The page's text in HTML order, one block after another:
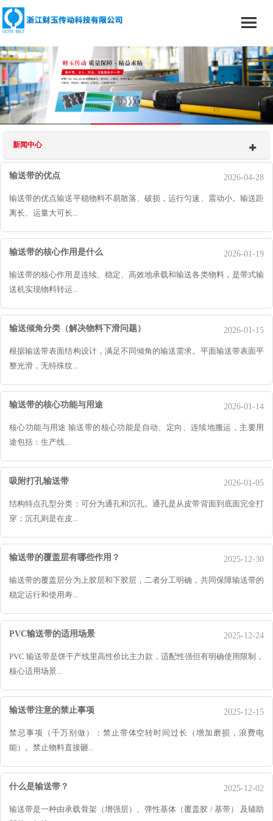
新闻中心
输送带的优点 2026-04-28
输送带的优点输送平稳物料不易散落、破损，运行匀速、震动小。输送距
离长、运量大可长...
输送带的核心作用是什么 2026-01-19
输送带的核心作用是连续、稳定、高效地承载和输送各类物料，是带式输
送机实现物料转运...
输送倾角分类（解决物料下滑问题） 2026-01-15
根据输送带表面结构设计，满足不同倾角的输送需求。平面输送带表面平
整光滑，无特殊纹...
输送带的核心功能与用途 2026-01-14
核心功能与用途 输送带的核心功能是自动、定向、连续地搬运，主要用
途包括：生产线...
吸附打孔输送带 2026-01-05
结构特点孔型分类：可分为通孔和沉孔。通孔是从皮带背面到底面完全打
穿；沉孔则是在皮...
输送带的覆盖层有哪些作用？ 2025-12-30
输送带的覆盖层分为上胶层和下胶层，二者分工明确，共同保障输送带的
稳定运行和使用寿...
PVC输送带的适用场景 2025-12-24
PVC 输送带是饼干产线里高性价比主力款，适配性强但有明确使用限制，
核心适用场景...
输送带注意的禁止事项 2025-12-15
禁忌事项（千万别做）：禁止带体空转时间过长（增加磨损，浪费电
能）。禁止物料直接砸...
什么是输送带？ 2025-12-02
输送带是一种由承载骨架（增强层）、弹性基体（覆盖胶 / 基带） 及辅助